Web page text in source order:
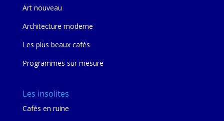
Art nouveau
Architecture moderne
Les plus beaux cafés
Programmes sur mesure
Les insolites
Cafés en ruine